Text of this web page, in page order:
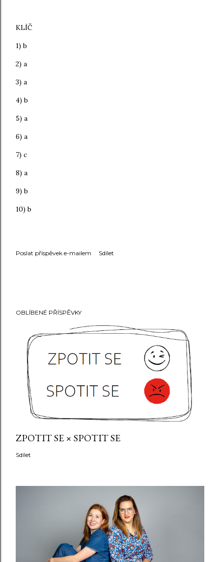
KLÍČ
1) b
2) a
3) a
4) b
5) a
6) a
7) c
8) a
9) b
10) b
Poslat příspěvek e-mailem Sdílet
OBLÍBENÉ PŘÍSPĚVKY
ZPOTIT SE × SPOTIT SE
Sdílet